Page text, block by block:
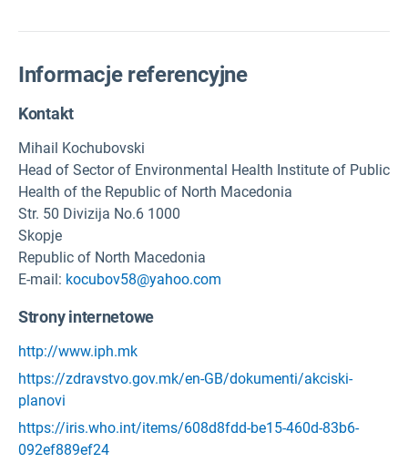
Informacje referencyjne
Kontakt
Mihail Kochubovski
Head of Sector of Environmental Health Institute of Public
Health of the Republic of North Macedonia
Str. 50 Divizija No.6 1000
Skopje
Republic of North Macedonia
E-mail: kocubov58@yahoo.com
Strony internetowe
http://www.iph.mk
https://zdravstvo.gov.mk/en-GB/dokumenti/akciski-
planovi
https://iris.who.int/items/608d8fdd-be15-460d-83b6-
092ef889ef24